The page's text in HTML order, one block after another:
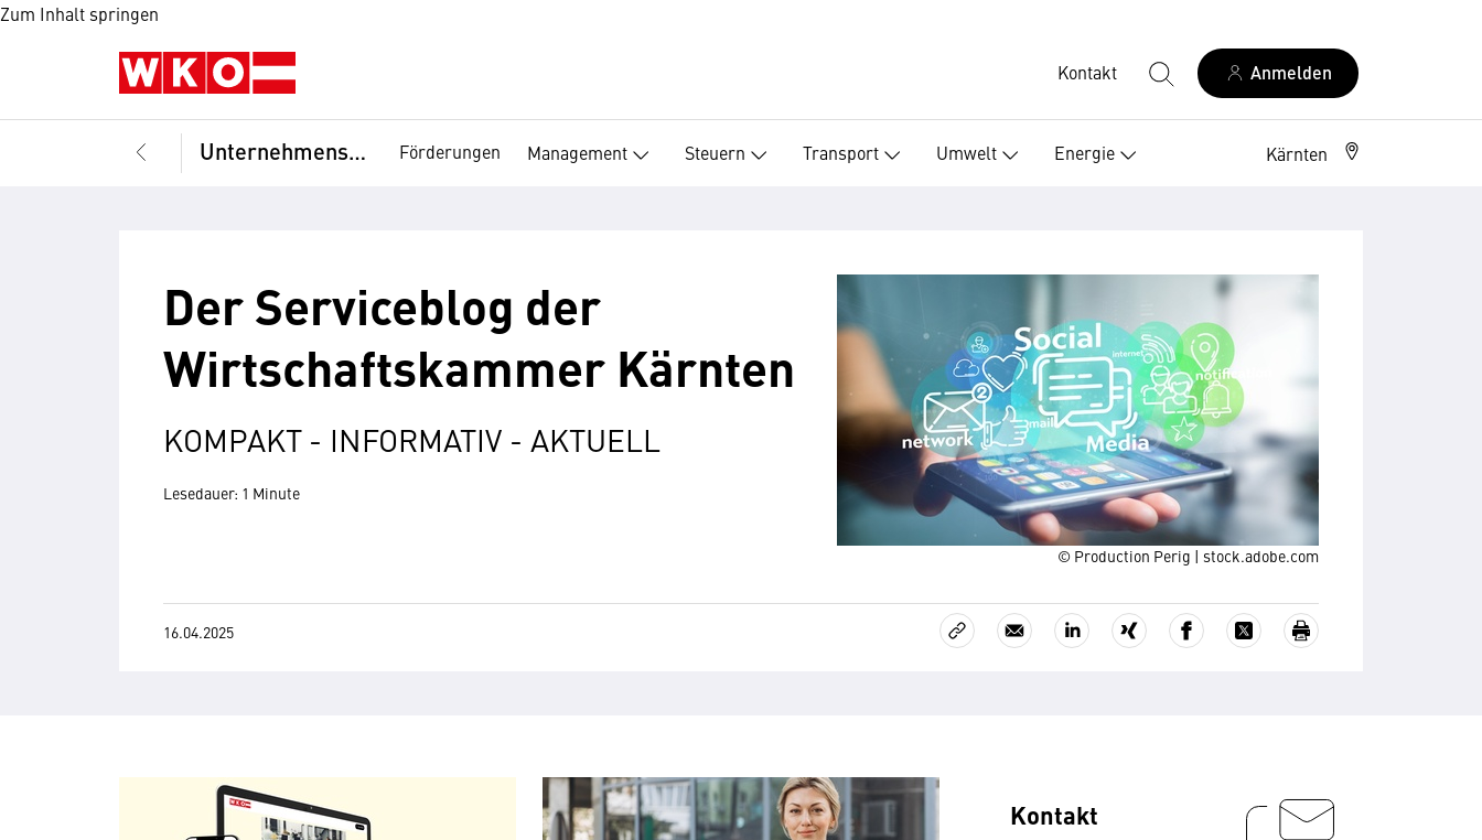
Zum Inhalt springen
Kontakt Anmelden
Unternehmensführung Förderungen Management Steuern Transport Umwelt Energie Kärnten
© Production Perig | stock.adobe.com
Der Serviceblog der
Wirtschaftskammer Kärnten
KOMPAKT - INFORMATIV - AKTUELL
Lesedauer: 1 Minute
16.04.2025
Kontakt